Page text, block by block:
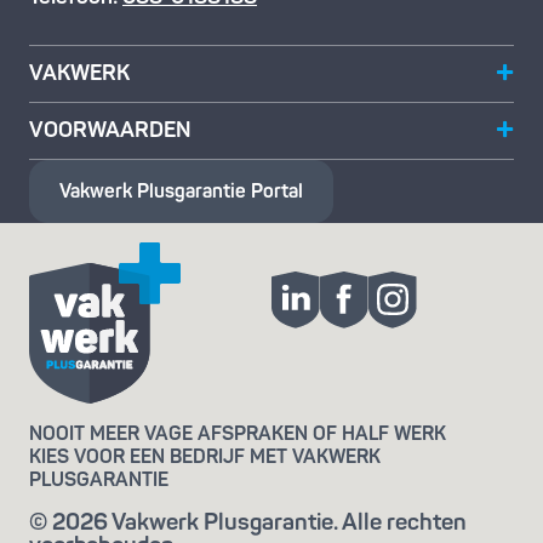
VAKWERK
VOORWAARDEN
Vakwerk Plusgarantie Portal
NOOIT MEER VAGE AFSPRAKEN OF HALF WERK
KIES VOOR EEN BEDRIJF MET VAKWERK
PLUSGARANTIE
© 2026 Vakwerk Plusgarantie. Alle rechten